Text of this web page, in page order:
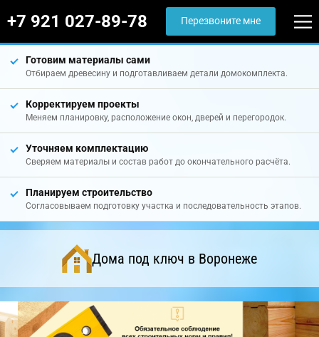
+7 921 027-89-78 Перезвоните мне
Готовим материалы сами
Отбираем древесину и подготавливаем детали домокомплекта.
Корректируем проекты
Меняем планировку, расположение окон, дверей и перегородок.
Уточняем комплектацию
Сверяем материалы и состав работ до окончательного расчёта.
Планируем строительство
Согласовываем подготовку участка и последовательность этапов.
Дома под ключ в Воронеже